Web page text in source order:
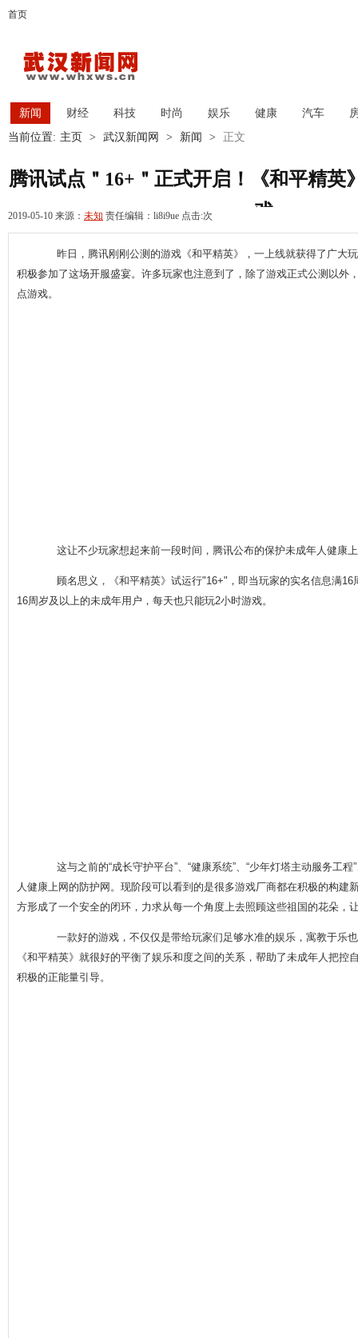
首页
新闻 财经 科技 时尚 娱乐 健康 汽车
当前位置: 主页 > 武汉新闻网 > 新闻 > 正文
腾讯试点＂16+＂正式开启！《和平精英
戏
2019-05-10 来源： 未知 责任编辑：li8i9ue 点击:次
昨日，腾讯刚刚公测的游戏《和平精英》，一上线就获得了广大
积极参加了这场开服盛宴。许多玩家也注意到了，除了游戏正式公测以外
点游戏。
这让不少玩家想起来前一段时间，腾讯公布的保护未成年人健康上
顾名思义，《和平精英》试运行"16+"，即当玩家的实名信息满16
16周岁及以上的未成年用户，每天也只能玩2小时游戏。
这与之前的“成长守护平台”、“健康系统”、“少年灯塔主动服务工程
人健康上网的防护网。现阶段可以看到的是很多游戏厂商都在积极的构建
方形成了一个安全的闭环，力求从每一个角度上去照顾这些祖国的花朵，
一款好的游戏，不仅仅是带给玩家们足够水准的娱乐，寓教于乐
《和平精英》就很好的平衡了娱乐和度之间的关系，帮助了未成年人把控
积极的正能量引导。